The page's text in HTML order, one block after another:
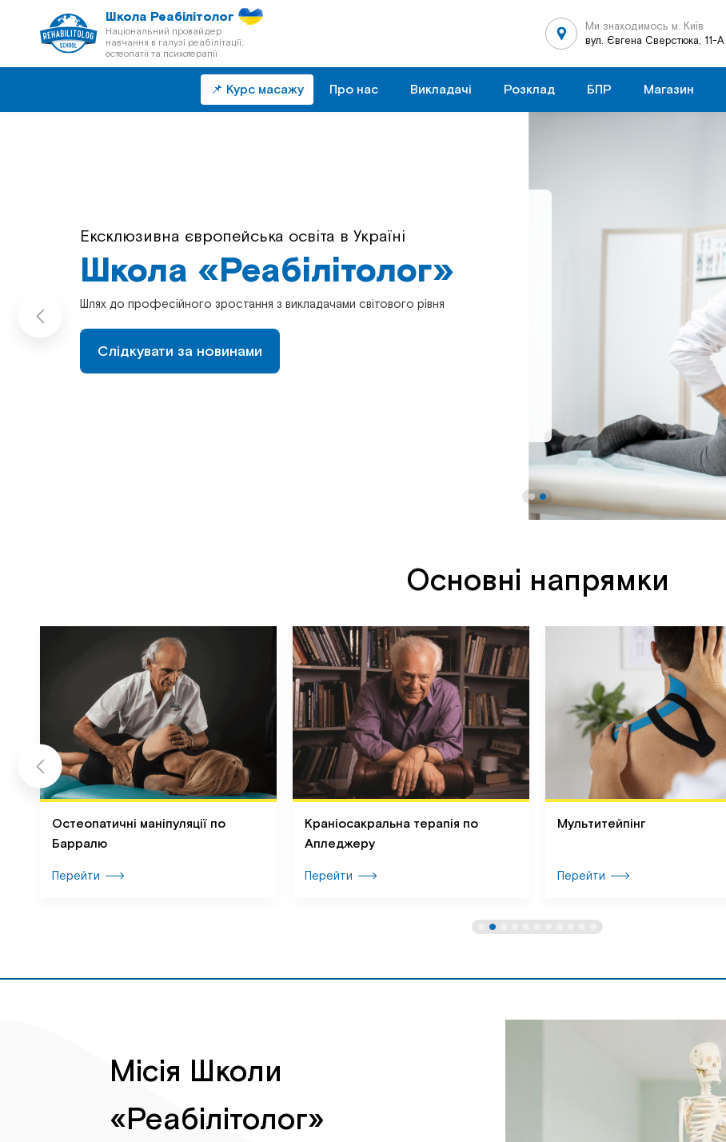
Школа Реабілітолог
Національний провайдер
навчання в галузі реабілітації,
остеопатії та психотерапії
Ми знаходимось м. Київ
вул. Євгена Сверстюка, 11-А
📌 Курс масажу Про нас Викладачі Розклад БПР Магазин
Безперервна післядипломна освіта в Україні
Школа «Реабілітолог»
Ексклюзивна європейська освіта в Україні
Школа «Реабілітолог»
Шлях до професійного зростання з викладачами світового рівня
Слідкувати за новинами
Основні напрямки
Остеопатичні маніпуляції по
Барралю
Перейти
Краніосакральна терапія по
Апледжеру
Перейти
Мультитейпінг
Перейти
Місія Школи
«Реабілітолог»